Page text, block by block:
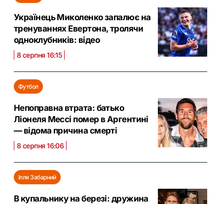
Українець Миколенко запалює на
тренуваннях Евертона, тролячи
одноклубників: відео
8 серпня 16:15
Футбол
Непоправна втрата: батько
Ліонеля Мессі помер в Аргентині
— відома причина смерті
8 серпня 16:06
Ілля Забарний
В купальнику на березі: дружина